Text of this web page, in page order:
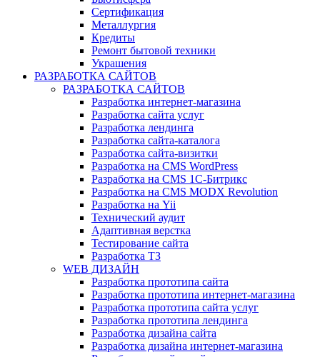
Сертификация
Металлургия
Кредиты
Ремонт бытовой техники
Украшения
РАЗРАБОТКА САЙТОВ
РАЗРАБОТКА САЙТОВ
Разработка интернет-магазина
Разработка сайта услуг
Разработка лендинга
Разработка сайта-каталога
Разработка сайта-визитки
Разработка на CMS WordPress
Разработка на CMS 1С-Битрикс
Разработка на CMS MODX Revolution
Разработка на Yii
Технический аудит
Адаптивная верстка
Тестирование сайта
Разработка ТЗ
WEB ДИЗАЙН
Разработка прототипа сайта
Разработка прототипа интернет-магазина
Разработка прототипа сайта услуг
Разработка прототипа лендинга
Разработка дизайна сайта
Разработка дизайна интернет-магазина